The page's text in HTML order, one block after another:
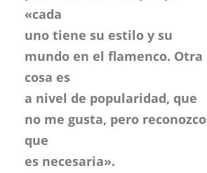
«cada
uno tiene su estilo y su
mundo en el flamenco. Otra
cosa es
a nivel de popularidad, que
no me gusta, pero reconozco
que
es necesaria».